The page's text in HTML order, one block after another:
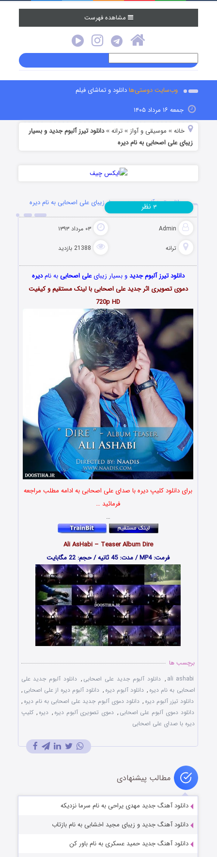
مشاهده فهرست
وب‌سایت دوستی‌هادانلود و تماشای فیلم
جمعه ۱۶ مرداد ۱۴۰۵
خانه » موسیقی و آواز »ترانه »دانلود تیرز آلبوم جدید و بسیار
زیبای علی اصحابی به نام دیره
دانلود تیرز آلبوم جدید و بسیار زیبای علی اصحابی به نام دیره
Admin ۰۳ مرداد ۱۳۹۳
ترانه 21388 بازدید
۳ نظر
دانلود تیرز آلبوم جدیدو بسیار زیبایعلی اصحابیبه نامدیره
دموی تصویری اثر جدید علی اصحابی با لینک مستقیم و کیفیت
720p HD
برای دانلود کلیپ دیره با صدای علی اصحابی به ادامه مطلب مراجعه
فرمائید …
…
Ali AsHabi – Teaser Album Dire
فرمت: MP4 / مدت: 45 ثانیه / حجم: 22 مگابایت
برچسب ها
ali ashabi
, دانلود آلبوم جدید علی اصحابی , دانلود آلبوم جدید علی
اصحابی به نام دیره , دانلود آلبوم دیره , دانلود آلبوم دیره از علی اصحابی ,
دانلود تیزر آلبوم دیره , دانلود دموی آلبوم جدید علی اصحابی به نام دیره ,
دانلود دموی آلبوم علی اصحابی , دموی تصویری آلبوم دیره , دیره , کلیپ
دیره با صدای علی اصحابی
مطالب پیشنهادی
دانلود آهنگ جدید مهدی یراحی به نام سرما نزدیکه
دانلود آهنگ جديد و زیبای مجید اخشابی به نام بازتاب
دانلود آهنگ جدید حمید عسکری به نام باور کن